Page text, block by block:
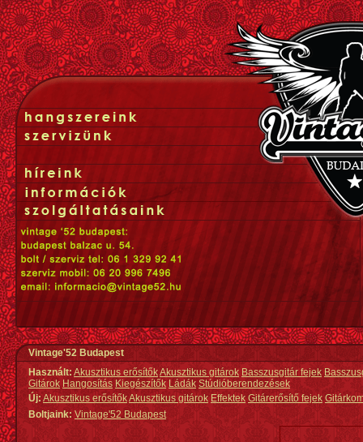
Vintage'52 Budapest
Használt: Akusztikus erősítőkAkusztikus gitárok Basszusgitár fejek
Gitárok Hangosítás Kiegészítők Ládák Stúdióberendezések
Új:Akusztikus erősítőkAkusztikus gitárok Effektek Gitárerősítő fejek
Boltjaink: Vintage'52 Budapest